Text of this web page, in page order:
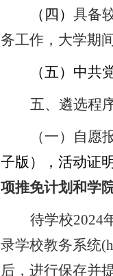
（四） 具备
务工作，大学期
（五） 中共
五、遴选程
（一）自
子版），活动证
项推免计划和学
待学校2024
录学校教务系统
后，进行保存并